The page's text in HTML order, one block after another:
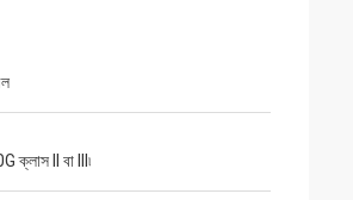
ক্লাস II বা III৷